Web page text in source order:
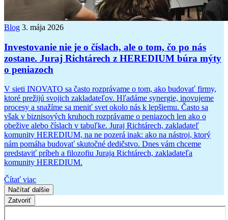
Blog 3. mája 2026
Investovanie nie je o číslach, ale o tom, čo po nás
zostane. Juraj Richtárech z HEREDIUM búra mýty
o peniazoch
V sieti INOVATO sa často rozprávame o tom, ako budovať firmy,
ktoré prežijú svojich zakladateľov. Hľadáme synergie, inovujeme
procesy a snažíme sa meniť svet okolo nás k lepšiemu. Často sa
však v biznisových kruhoch rozprávame o peniazoch len ako o
obežive alebo číslach v tabuľke. Juraj Richtárech, zakladateľ
komunity HEREDIUM, na ne pozerá inak: ako na nástroj, ktorý
nám pomáha budovať skutočné dedičstvo. Dnes vám chceme
predstaviť príbeh a filozofiu Juraja Richtárech, zakladateľa
komunity HEREDIUM.
Čítať viac
Načítať dalšie
Zatvoriť